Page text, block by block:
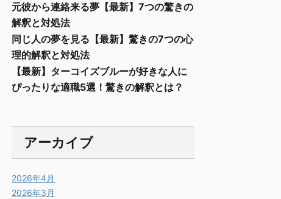
元彼から連絡来る夢【最新】7つの驚きの
解釈と対処法
同じ人の夢を見る【最新】驚きの7つの心
理的解釈と対処法
【最新】ターコイズブルーが好きな人に
ぴったりな適職5選！驚きの解釈とは？
アーカイブ
2026年4月
2026年3月